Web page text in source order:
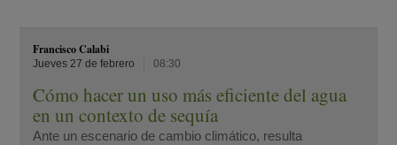
Francisco Calabi
Jueves 27 de febrero 08:30
Cómo hacer un uso más eficiente del agua
en un contexto de sequía
Ante un escenario de cambio climático, resulta